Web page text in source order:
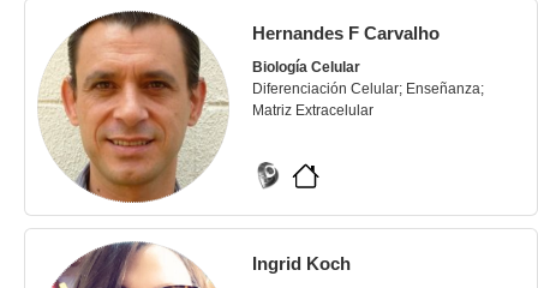
Hernandes F Carvalho
Biología Celular
Diferenciación Celular; Enseñanza;
Matriz Extracelular
Ingrid Koch